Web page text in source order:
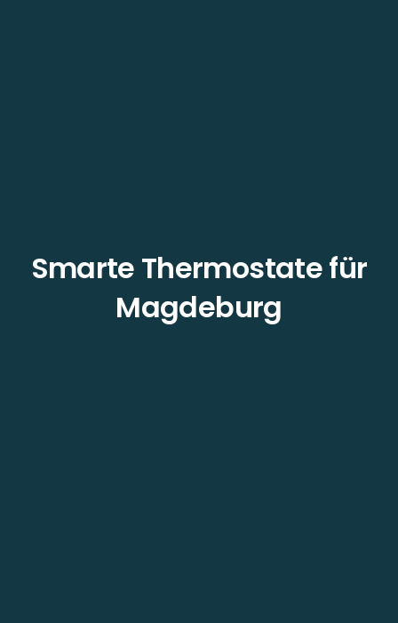
Smarte Thermostate für
Magdeburg